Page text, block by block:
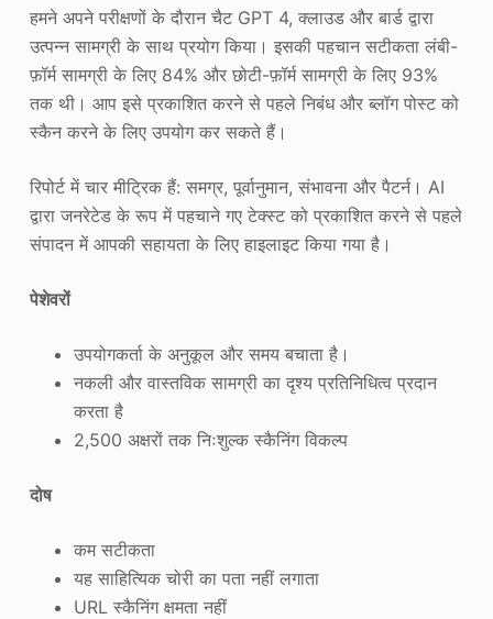
हमने अपने परीक्षणों के दौरान चैट GPT 4, क्लाउड और बार्ड द्वारा
उत्पन्न सामग्री के साथ प्रयोग किया। इसकी पहचान सटीकता लंबी-
फ़ॉर्म सामग्री के लिए 84% और छोटी-फ़ॉर्म सामग्री के लिए 93%
तक थी। आप इसे प्रकाशित करने से पहले निबंध और ब्लॉग पोस्ट को
स्कैन करने के लिए उपयोग कर सकते हैं।
रिपोर्ट में चार मीट्रिक हैं: समग्र, पूर्वानुमान, संभावना और पैटर्न। AI
द्वारा जनरेटेड के रूप में पहचाने गए टेक्स्ट को प्रकाशित करने से पहले
संपादन में आपकी सहायता के लिए हाइलाइट किया गया है।
पेशेवरों
उपयोगकर्ता के अनुकूल और समय बचाता है।
नकली और वास्तविक सामग्री का दृश्य प्रतिनिधित्व प्रदान
करता है
2,500 अक्षरों तक निःशुल्क स्कैनिंग विकल्प
दोष
कम सटीकता
यह साहित्यिक चोरी का पता नहीं लगाता
URL स्कैनिंग क्षमता नहीं